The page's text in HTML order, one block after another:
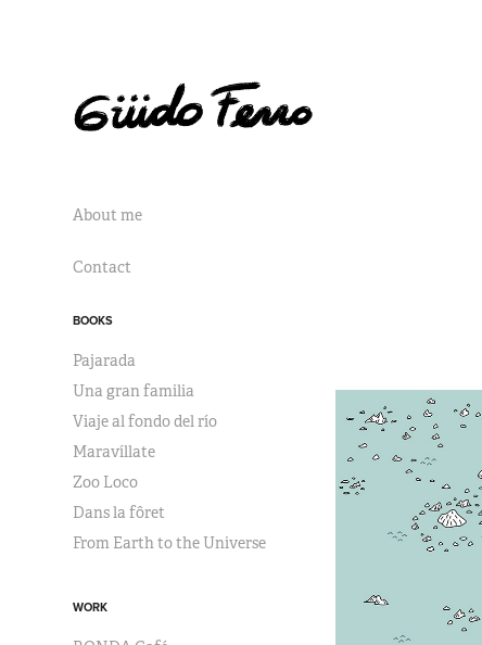
About me
Contact
BOOKS
Pajarada
Una gran familia
Viaje al fondo del río
Maravíllate
Zoo Loco
Dans la fôret
From Earth to the Universe
WORK